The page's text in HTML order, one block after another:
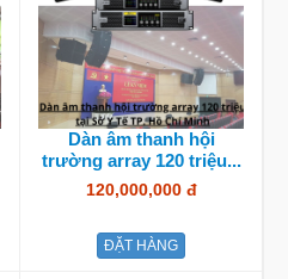
Dàn âm thanh hội
trường array 120 triệu...
120,000,000 đ
ĐẶT HÀNG